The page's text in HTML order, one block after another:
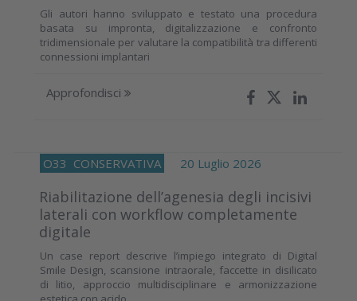
Gli autori hanno sviluppato e testato una procedura
basata su impronta, digitalizzazione e confronto
tridimensionale per valutare la compatibilità tra differenti
connessioni implantari
Approfondisci
O33 CONSERVATIVA 20 Luglio 2026
Riabilitazione dell’agenesia degli incisivi
laterali con workflow completamente
digitale
Un case report descrive l’impiego integrato di Digital
Smile Design, scansione intraorale, faccette in disilicato
di litio, approccio multidisciplinare e armonizzazione